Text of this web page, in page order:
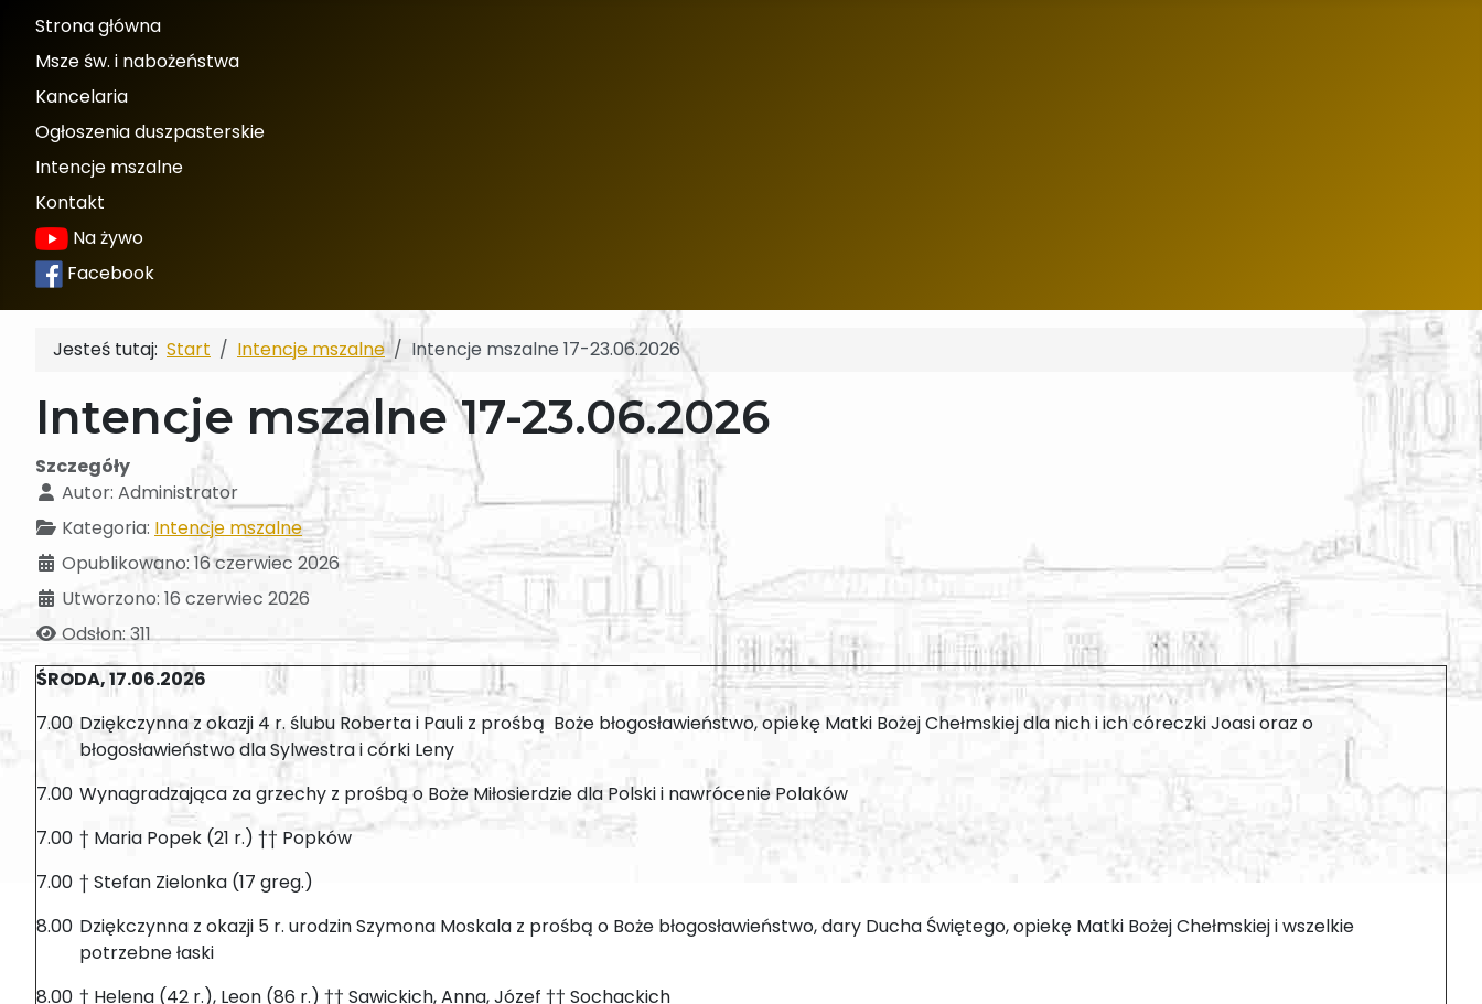
Strona główna
Msze św. i nabożeństwa
Kancelaria
Ogłoszenia duszpasterskie
Intencje mszalne
Kontakt
Na żywo
Facebook
Jesteś tutaj: Start Intencje mszalne Intencje mszalne 17-23.06.2026
Intencje mszalne 17-23.06.2026
Szczegóły
Autor: Administrator
Kategoria: Intencje mszalne
Opublikowano: 16 czerwiec 2026
Utworzono: 16 czerwiec 2026
Odsłon: 311
ŚRODA, 17.06.2026
7.00 Dziękczynna z okazji 4 r. ślubu Roberta i Pauli z prośbą Boże błogosławieństwo, opiekę Matki Bożej Chełmskiej dla nich i ich córeczki Joasi oraz o
błogosławieństwo dla Sylwestra i córki Leny
7.00 Wynagradzająca za grzechy z prośbą o Boże Miłosierdzie dla Polski i nawrócenie Polaków
7.00 † Maria Popek (21 r.) †† Popków
7.00 † Stefan Zielonka (17 greg.)
8.00 Dziękczynna z okazji 5 r. urodzin Szymona Moskala z prośbą o Boże błogosławieństwo, dary Ducha Świętego, opiekę Matki Bożej Chełmskiej i wszelkie
potrzebne łaski
8.00 † Helena (42 r.), Leon (86 r.) †† Sawickich, Anna, Józef †† Sochackich